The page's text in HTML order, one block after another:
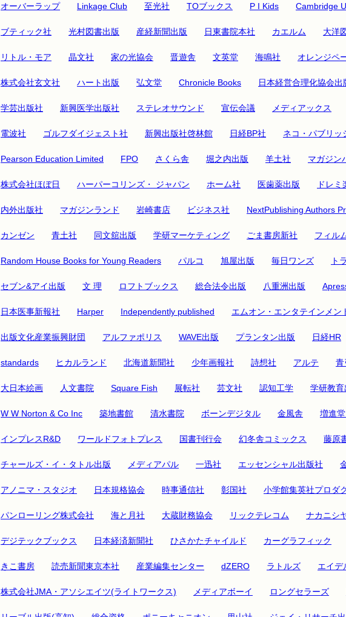
オーバーラップ Linkage Club 至光社 TOブックス P I Kids Cambridge
ブティック社 光村図書出版 産経新聞出版 日東書院本社 カエルム 大洋
リトル・モア 晶文社 家の光協会 晋遊舎 文英堂 海鳴社 オレンジペ
株式会社玄文社 ハート出版 弘文堂 Chronicle Books 日本経営合理化協会出
学芸出版社 新興医学出版社 ステレオサウンド 宣伝会議 メディアックス
電波社 ゴルフダイジェスト社 新興出版社啓林館 日経BP社 ネコ・パブリッ
Pearson Education Limited FPO さくら舎 堀之内出版 羊土社 マガジン
株式会社ほぼ日 ハーパーコリンズ・ ジャパン ホーム社 医歯薬出版 ドレミ
内外出版社 マガジンランド 岩崎書店 ビジネス社 NextPublishing Authors
カンゼン 青土社 同文舘出版 学研マーケティング ごま書房新社 フィル
Random House Books for Young Readers パルコ 旭屋出版 毎日ワンズ ト
セブン&アイ出版 文 理 ロフトブックス 総合法令出版 八重洲出版
日本医事新報社 Harper Independently published エムオン・エンタテインメン
出版文化産業振興財団 アルファポリス WAVE出版 プランタン出版 日経HR
standards ヒカルランド 北海道新聞社 少年画報社 詩想社 アルテ 青
大日本絵画 人文書院 Square Fish 展転社 芸文社 認知工学 学研教育
W W Norton & Co Inc 築地書館 清水書院 ボーンデジタル 金風舎 増進
インプレスR&D ワールドフォトプレス 国書刊行会 幻冬舎コミックス 藤原
チャールズ・イ・タトル出版 メディアパル 一迅社 エッセンシャル出版社
アノニマ・スタジオ 日本規格協会 時事通信社 彰国社 小学館集英社プロダ
パンローリング株式会社 海と月社 大蔵財務協会 リックテレコム ナカニシ
デジテックブックス 日本経済新聞社 ひさかたチャイルド カーグラフィック
きこ書房 読売新聞東京本社 産業編集センター dZERO ラトルズ エイデ
株式会社JMA・アソシエイツ(ライトワークス) メディアボーイ ロングセラーズ